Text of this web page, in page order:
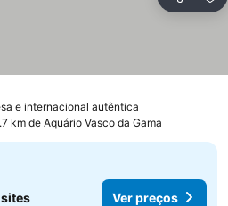
e internacional autêntica
km de Aquário Vasco da Gama
sites Ver preços